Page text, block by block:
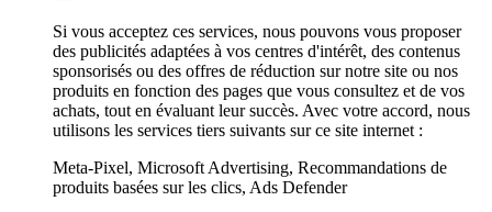
Si vous acceptez ces services, nous pouvons vous proposer
des publicités adaptées à vos centres d'intérêt, des contenus
sponsorisés ou des offres de réduction sur notre site ou nos
produits en fonction des pages que vous consultez et de vos
achats, tout en évaluant leur succès. Avec votre accord, nous
utilisons les services tiers suivants sur ce site internet :
Meta-Pixel, Microsoft Advertising, Recommandations de
produits basées sur les clics, Ads Defender